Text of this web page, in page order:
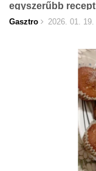
egyszerűbb recept
Gasztro 2026. 01. 19.